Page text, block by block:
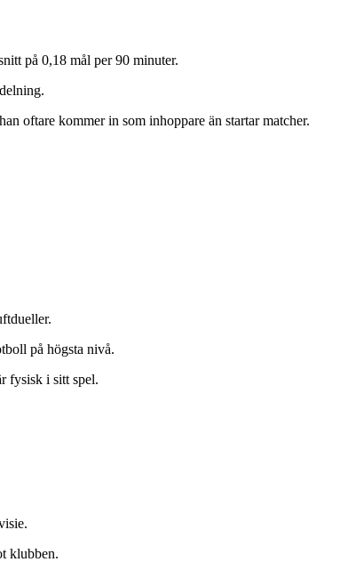
på 0,18 mål per 90 minuter.
oftare kommer in som inhoppare än startar matcher.
på högsta nivå.
fysisk i sitt spel.
klubben.